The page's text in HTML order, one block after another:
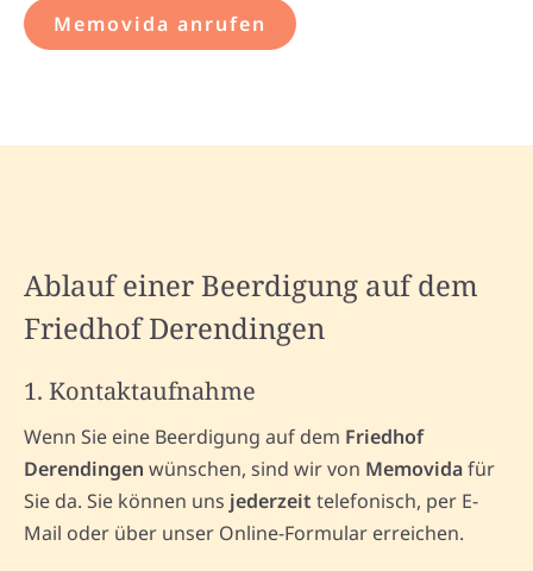
Memovida anrufen
Ablauf einer Beerdigung auf dem
Friedhof Derendingen
1. Kontaktaufnahme
Wenn Sie eine Beerdigung auf dem Friedhof
Derendingen wünschen, sind wir von Memovidafür
Sie da. Sie können uns jederzeit telefonisch, per E-
Mail oder über unser Online-Formular erreichen.